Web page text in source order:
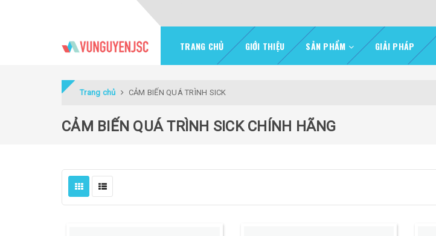
TRANG CHỦ GIỚI THIỆU SẢN PHẨM GIẢI PHÁP
Trang chủ CẢM BIẾN QUÁ TRÌNH SICK
CẢM BIẾN QUÁ TRÌNH SICK CHÍNH HÃNG